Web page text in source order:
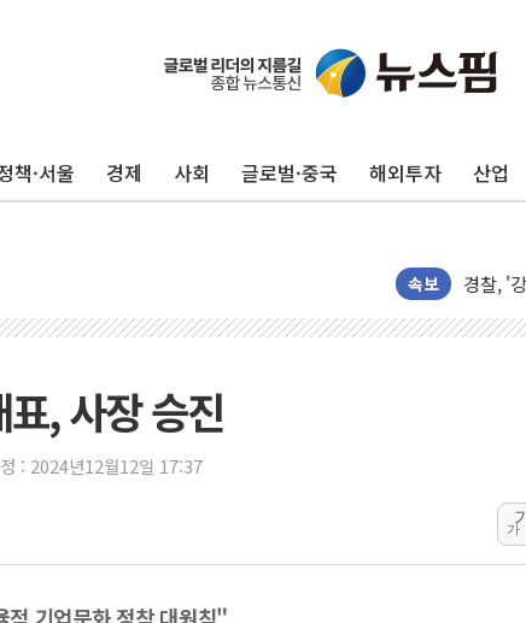
책·서울 경제 사회 글로벌·중국 해외투자 산업
속보
[속보]
AI에 승
日, 4~6
경찰,
[속보] '
전국 그
"취약
구리
에어
티엠
[특징
디티
中企 졸
[특징
, 사장 승진
: 2024년12월12일 17:37
가